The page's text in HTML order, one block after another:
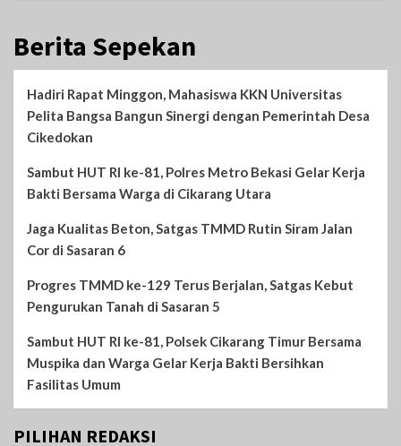
Berita Sepekan
Hadiri Rapat Minggon, Mahasiswa KKN Universitas
Pelita Bangsa Bangun Sinergi dengan Pemerintah Desa
Cikedokan
Sambut HUT RI ke-81, Polres Metro Bekasi Gelar Kerja
Bakti Bersama Warga di Cikarang Utara
Jaga Kualitas Beton, Satgas TMMD Rutin Siram Jalan
Cor di Sasaran 6
Progres TMMD ke-129 Terus Berjalan, Satgas Kebut
Pengurukan Tanah di Sasaran 5
Sambut HUT RI ke-81, Polsek Cikarang Timur Bersama
Muspika dan Warga Gelar Kerja Bakti Bersihkan
Fasilitas Umum
PILIHAN REDAKSI